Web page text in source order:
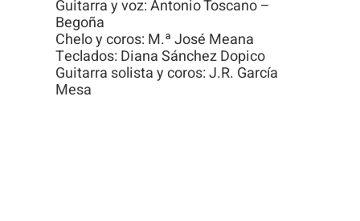
Guitarra y voz: Antonio Toscano –
Begoña
Chelo y coros: M.ª José Meana
Teclados: Diana Sánchez Dopico
Guitarra solista y coros: J.R. García
Mesa